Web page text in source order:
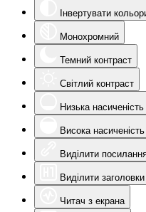
Інвертувати
Монохромний
Темний контраст
Світлий контраст
Низька насиченість
Висока насиченість
Виділити
Виділити заголовки
Читач з екрана